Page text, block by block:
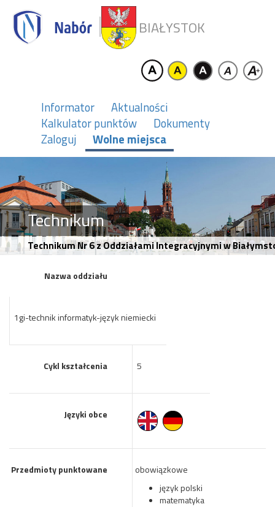
BIAŁYSTOK
Informator
Aktualności
Kalkulator punktów
Dokumenty
Zaloguj
Wolne miejsca
Technikum
Technikum Nr 6 z Oddziałami Integracyjnymi w
Nazwa oddziału
1gi-technik informatyk-język niemiecki
Cykl kształcenia 5
Języki obce
Przedmioty punktowane
obowiązkowe
język polski
matematyka